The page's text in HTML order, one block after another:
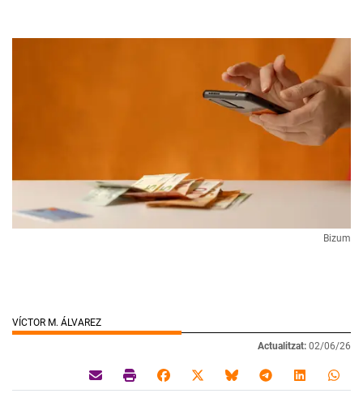
Bizum
VÍCTOR M. ÁLVAREZ
Actualitzat: 02/06/26